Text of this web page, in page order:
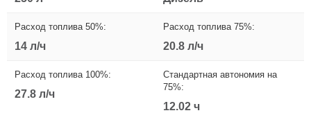
Расход топлива 50%:
14 л/ч
Расход топлива 75%:
20.8 л/ч
Расход топлива 100%:
27.8 л/ч
Стандартная автономия на
75%:
12.02 ч